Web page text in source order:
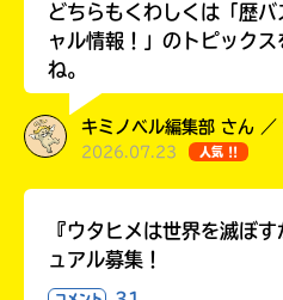
どちらもくわしくは「歴バ
ャル情報！」のトピック
ね。
キミノベル編集部 さん
2026.07.23 人気 !!
『ウタヒメは世界を滅ぼ
ュアル募集！